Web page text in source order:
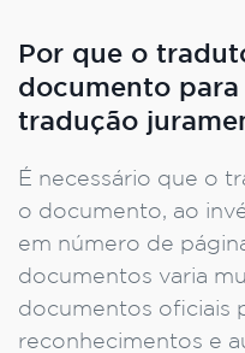
Por que o
documento
tradução
É necessário que o
o documento, ao
em número de
documentos varia
documentos oficiais
reconhecimentos e